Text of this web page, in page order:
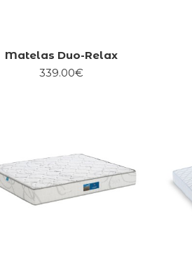
Matelas Duo-Relax
339.00€